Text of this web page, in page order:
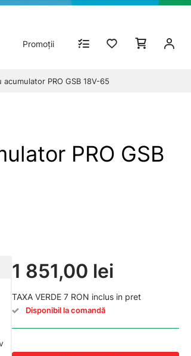
Promoții
PRO GSB 18V-65
PRO GSB
1 851,00 lei
TAXA VERDE 7 RON inclus in pret
Disponibil la comandă